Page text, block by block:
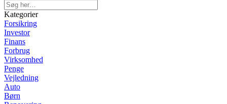
Kategorier
Forsikring
Investor
Finans
Forbrug
Virksomhed
Penge
Vejledning
Auto
Børn